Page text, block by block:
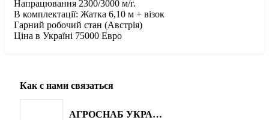
Напрацювання 2300/3000 м/г.
В комплектації: Жатка 6,10 м + візок
Гарний робочий стан (Австрія)
Ціна в Україні 75000 Евро
Как с нами связаться
АГРОСНАБ УКРАЇНА